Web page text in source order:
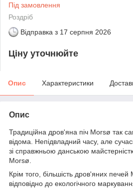
Під замовлення
Роздріб
Відправка з 17 серпня 2026
Ціну уточнюйте
Опис Характеристики
Опис
Традиційна дров'яна піч Morsø так
відома. Непідвладний часу, але
зі справжньою данською
Morsø.
Крім того, більшість дров'яних печей
відповідно до екологічного